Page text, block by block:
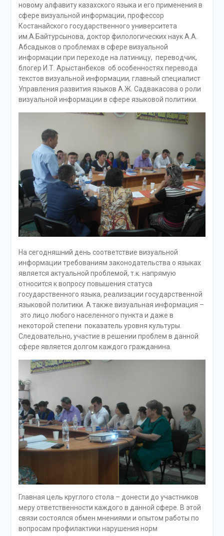
новому алфавиту казахского языка и его применения в
сфере визуальной информации, профессор
Костанайского государственного университета
им.А.Байтурсынова, доктор филологических наук А.А.
Абсадыков о проблемах в сфере визуальной
информации при переходе на латиницу, переводчик,
блогер И.Т. Арыстанбеков об особенностях перевода
текстов визуальной информации, главный специалист
Управления развития языков А.Ж. Садвакасова о роли
визуальной информации в сфере языковой политики.
На сегодняшний день соответствие визуальной
информации требованиям законодательства о языках
является актуальной проблемой, т.к. напрямую
относится к вопросу повышения статуса
государственного языка, реализации государственной
языковой политики. А также визуальная информация –
это лицо любого населенного пункта и даже в
некоторой степени показатель уровня культуры.
Следовательно, участие в решении проблем в данной
сфере является долгом каждого гражданина.
Главная цель круглого стола – донести до участников
меру ответственности каждого в данной сфере. В этой
связи состоялся обмен мнениями и опытом работы по
вопросам профилактики нарушения норм